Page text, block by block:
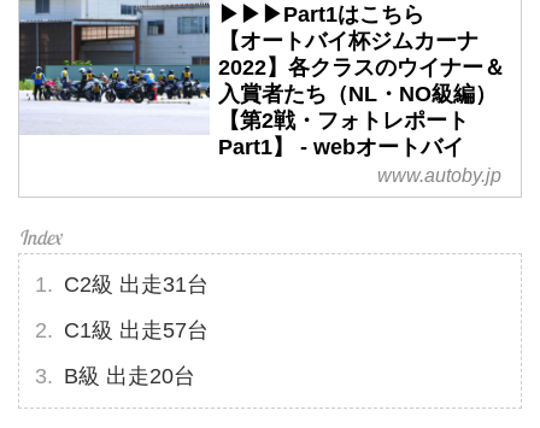
▶▶▶Part1はこちら
【オートバイ杯ジムカーナ
2022】各クラスのウイナー＆
入賞者たち（NL・NO級編）
【第2戦・フォトレポート
Part1】 - webオートバイ
www.autoby.jp
C2級 出走31台
C1級 出走57台
B級 出走20台